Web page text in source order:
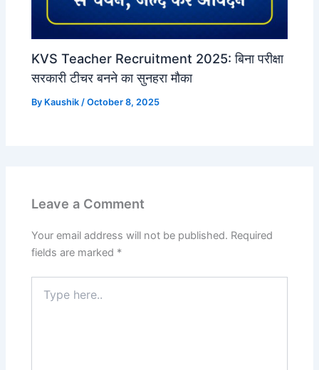
KVS Teacher Recruitment 2025: बिना परीक्षा
सरकारी टीचर बनने का सुनहरा मौका
By Kaushik/October 8, 2025
Leave a Comment
Your email address will not be published. Required
fields are marked *
here..